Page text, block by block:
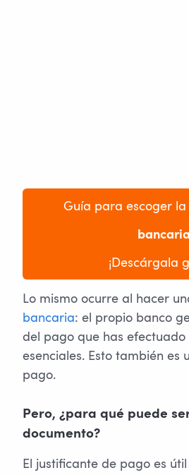
Guía para escoger la
bancaria
¡Descárgala
Lo mismo ocurre al hacer
bancaria: el propio banco
del pago que has efectuado
esenciales. Esto también es
pago.
Pero, ¿para qué puede
documento?
El justificante de pago es